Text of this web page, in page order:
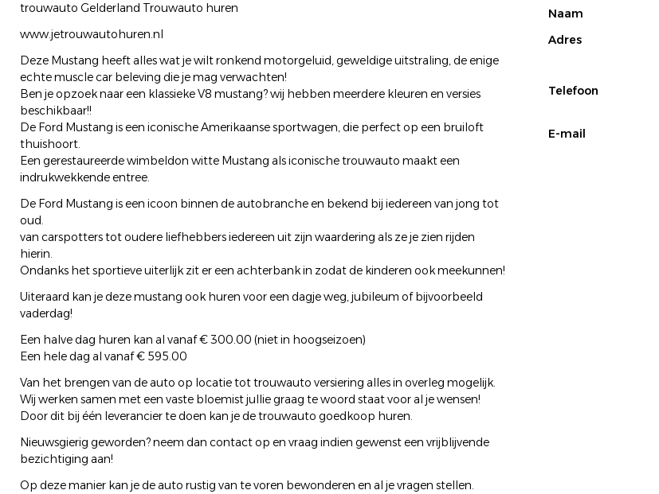
trouwauto Gelderland Trouwauto huren
www.jetrouwautohuren.nl
Deze Mustang heeft alles wat je wilt ronkend motorgeluid, geweldige uitstraling, de enige
echte muscle car beleving die je mag verwachten!
Ben je opzoek naar een klassieke V8 mustang? wij hebben meerdere kleuren en versies
beschikbaar!!
De Ford Mustang is een iconische Amerikaanse sportwagen, die perfect op een bruiloft
thuishoort.
Een gerestaureerde wimbeldon witte Mustang als iconische trouwauto maakt een
indrukwekkende entree.
De Ford Mustang is een icoon binnen de autobranche en bekend bij iedereen van jong tot
oud.
van carspotters tot oudere liefhebbers iedereen uit zijn waardering als ze je zien rijden
hierin.
Ondanks het sportieve uiterlijk zit er een achterbank in zodat de kinderen ook meekunnen!
Uiteraard kan je deze mustang ook huren voor een dagje weg, jubileum of bijvoorbeeld
vaderdag!
Een halve dag huren kan al vanaf € 300.00 (niet in hoogseizoen)
Een hele dag al vanaf € 595.00
Van het brengen van de auto op locatie tot trouwauto versiering alles in overleg mogelijk.
Wij werken samen met een vaste bloemist jullie graag te woord staat voor al je wensen!
Door dit bij één leverancier te doen kan je de trouwauto goedkoop huren.
Nieuwsgierig geworden? neem dan contact op en vraag indien gewenst een vrijblijvende
bezichtiging aan!
Op deze manier kan je de auto rustig van te voren bewonderen en al je vragen stellen.
Naam
Adres
Telefoon
E-mail